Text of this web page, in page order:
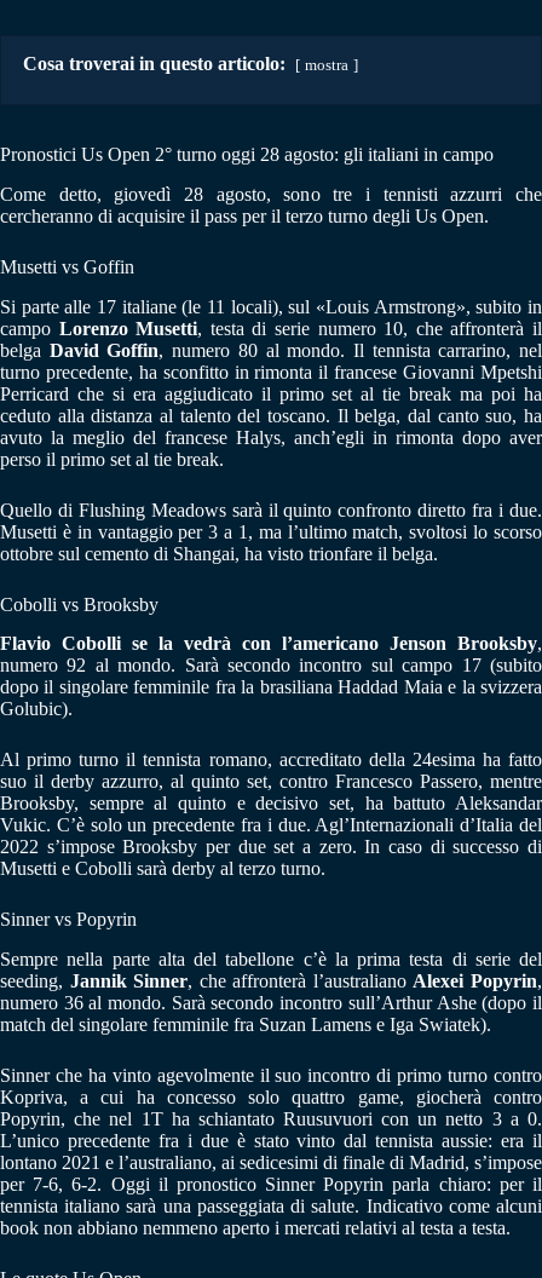
Cosa troverai in questo articolo: mostra
Pronostici Us Open 2° turno oggi 28 agosto: gli italiani in campo
Come detto, giovedì 28 agosto, sono tre i tennisti azzurri che
cercheranno di acquisire il pass per il terzo turno degli Us Open.
Musetti vs Goffin
Si parte alle 17 italiane (le 11 locali), sul «Louis Armstrong», subito in
campo Lorenzo Musetti, testa di serie numero 10, che affronterà il
belga David Goffin, numero 80 al mondo. Il tennista carrarino, nel
turno precedente, ha sconfitto in rimonta il francese Giovanni Mpetshi
Perricard che si era aggiudicato il primo set al tie break ma poi ha
ceduto alla distanza al talento del toscano. Il belga, dal canto suo, ha
avuto la meglio del francese Halys, anch’egli in rimonta dopo aver
perso il primo set al tie break.
Quello di Flushing Meadows sarà il quinto confronto diretto fra i due.
Musetti è in vantaggio per 3 a 1, ma l’ultimo match, svoltosi lo scorso
ottobre sul cemento di Shangai, ha visto trionfare il belga.
Cobolli vs Brooksby
Flavio Cobolli se la vedrà con l’americano Jenson Brooksby,
numero 92 al mondo. Sarà secondo incontro sul campo 17 (subito
dopo il singolare femminile fra la brasiliana Haddad Maia e la svizzera
Golubic).
Al primo turno il tennista romano, accreditato della 24esima ha fatto
suo il derby azzurro, al quinto set, contro Francesco Passero, mentre
Brooksby, sempre al quinto e decisivo set, ha battuto Aleksandar
Vukic. C’è solo un precedente fra i due. Agl’Internazionali d’Italia del
2022 s’impose Brooksby per due set a zero. In caso di successo di
Musetti e Cobolli sarà derby al terzo turno.
Sinner vs Popyrin
Sempre nella parte alta del tabellone c’è la prima testa di serie del
seeding, Jannik Sinner, che affronterà l’australiano Alexei Popyrin,
numero 36 al mondo. Sarà secondo incontro sull’Arthur Ashe (dopo il
match del singolare femminile fra Suzan Lamens e Iga Swiatek).
Sinner che ha vinto agevolmente il suo incontro di primo turno contro
Kopriva, a cui ha concesso solo quattro game, giocherà contro
Popyrin, che nel 1T ha schiantato Ruusuvuori con un netto 3 a 0.
L’unico precedente fra i due è stato vinto dal tennista aussie: era il
lontano 2021 e l’australiano, ai sedicesimi di finale di Madrid, s’impose
per 7-6, 6-2. Oggi il pronostico Sinner Popyrin parla chiaro: per il
tennista italiano sarà una passeggiata di salute. Indicativo come alcuni
book non abbiano nemmeno aperto i mercati relativi al testa a testa.